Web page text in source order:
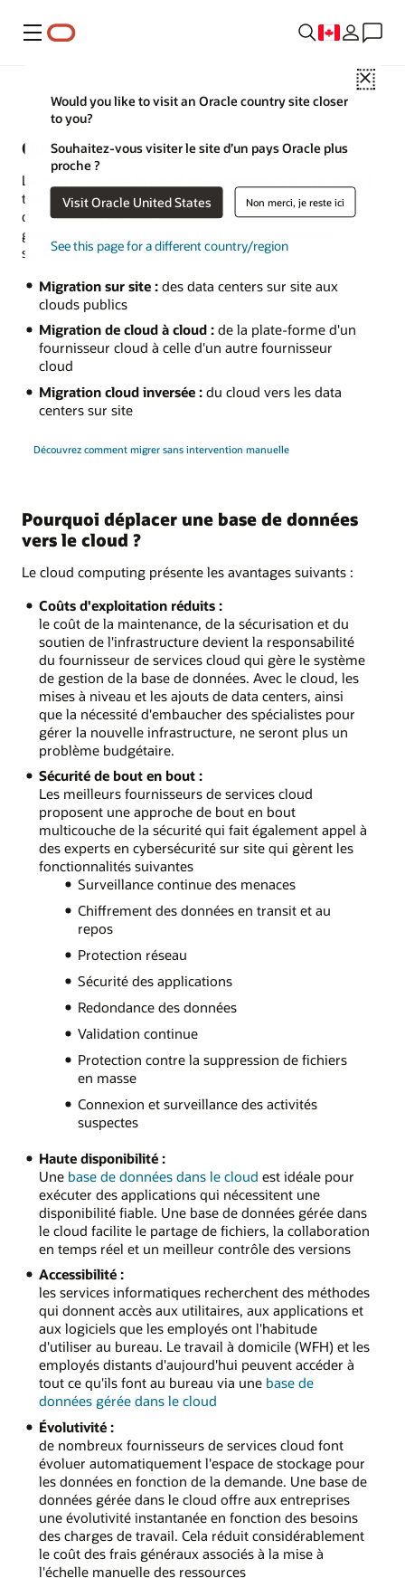
Menu
Close
Would you like to visit an Oracle country site closer
to you?
Souhaitez-vous visiter le site d’un pays Oracle plus
proche ?
Visit Oracle United States Non merci, je reste ici
See this page for a different country/region
Qu'est-ce que la migration cloud ?
La
transférer tout ou partie des ressources informatiques
d'une entreprise vers le cloud. Les ressources sont
généralement migrées de l'une des trois manières
suivantes :
Migration sur site :des data centers sur site aux
clouds publics
Migration de cloud à cloud :de la plate-forme d'un
fournisseur cloud à celle d'un autre fournisseur
cloud
Migration cloud inversée :du cloud vers les data
centers sur site
Découvrez comment migrer sans intervention manuelle
Pourquoi déplacer une base de données
vers le cloud ?
Le cloud computing présente les avantages suivants :
Coûts d'exploitation réduits :
le coût de la maintenance, de la sécurisation et du
soutien de l'infrastructure devient la responsabilité
du fournisseur de services cloud qui gère le système
de gestion de la base de données. Avec le cloud, les
mises à niveau et les ajouts de data centers, ainsi
que la nécessité d'embaucher des spécialistes pour
gérer la nouvelle infrastructure, ne seront plus un
problème budgétaire.
Sécurité de bout en bout :
Les meilleurs fournisseurs de services cloud
proposent une approche de bout en bout
multicouche de la sécurité qui fait également appel à
des experts en cybersécurité sur site qui gèrent les
fonctionnalités suivantes
Surveillance continue des menaces
Chiffrement des données en transit et au
repos
Protection réseau
Sécurité des applications
Redondance des données
Validation continue
Protection contre la suppression de fichiers
en masse
Connexion et surveillance des activités
suspectes
Haute disponibilité :
Une base de données dans le cloud est idéale pour
exécuter des applications qui nécessitent une
disponibilité fiable. Une base de données gérée dans
le cloud facilite le partage de fichiers, la collaboration
en temps réel et un meilleur contrôle des versions
Accessibilité :
les services informatiques recherchent des méthodes
qui donnent accès aux utilitaires, aux applications et
aux logiciels que les employés ont l'habitude
d'utiliser au bureau. Le travail à domicile (WFH) et les
employés distants d'aujourd'hui peuvent accéder à
tout ce qu'ils font au bureau via une base de
données gérée dans le cloud
Évolutivité :
de nombreux fournisseurs de services cloud font
évoluer automatiquement l'espace de stockage pour
les données en fonction de la demande. Une base de
données gérée dans le cloud offre aux entreprises
une évolutivité instantanée en fonction des besoins
des charges de travail. Cela réduit considérablement
le coût des frais généraux associés à la mise à
l'échelle manuelle des ressources